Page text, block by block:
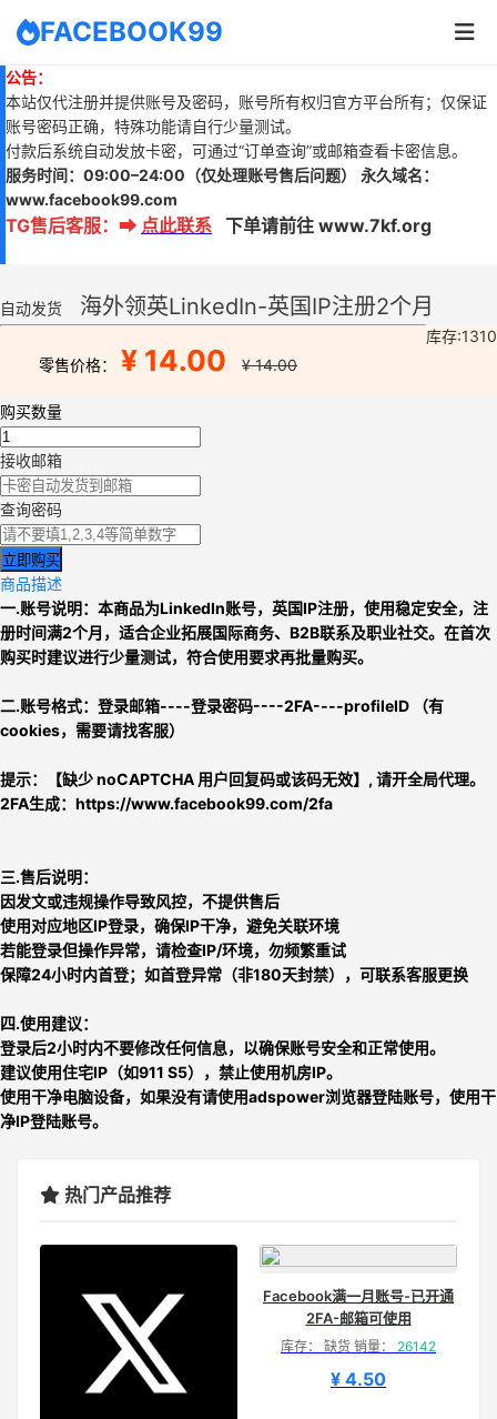
FACEBOOK99
公告：
本站仅代注册并提供账号及密码，账号所有权归官方平台所有；仅保证
账号密码正确，特殊功能请自行少量测试。
付款后系统自动发放卡密，可通过“订单查询”或邮箱查看卡密信息。
服务时间： 09:00–24:00 （仅处理账号售后问题）
永久域名：
www.facebook99.com
TG售后客服： ➡ 点此联系 下单请前往 www.7kf.org
自动发货 海外领英LinkedIn-英国IP注册2个月
库存:1310
零售价格：
¥ 14.00 ¥ 14.00
购买数量
接收邮箱
查询密码
立即购买
商品描述
一.账号说明：本商品为LinkedIn账号，英国IP注册，使用稳定安全，注
册时间满2个月，适合企业拓展国际商务、B2B联系及职业社交。 在首次
购买时建议进行少量测试，符合使用要求再批量购买。
二.账号格式： 登录邮箱----登录密码----2FA----profileID （有
cookies，需要请找客服）
提示：
【缺少 noCAPTCHA 用户回复码或该码无效】, 请开全局代理。
2FA生成：https://www.facebook99.com/2fa
三.售后说明：
因发文或违规操作导致风控，不提供售后
使用对应地区IP登录，确保IP干净，避免关联环境
若能登录但操作异常，请检查IP/环境，勿频繁重试
保障24小时内首登；如首登异常（非180天封禁），可联系客服更换
四.使用建议：
登录后2小时内不要修改任何信息，以确保账号安全和正常使用。
建议使用住宅IP（如911 S5），禁止使用机房IP。
使用干净电脑设备，如果没有请使用adspower浏览器登陆账号，使用干
净IP登陆账号。
热门产品推荐
Facebook满一月账号-已开通
2FA-邮箱可使用
库存： 缺货 销量： 26142
¥ 4.50